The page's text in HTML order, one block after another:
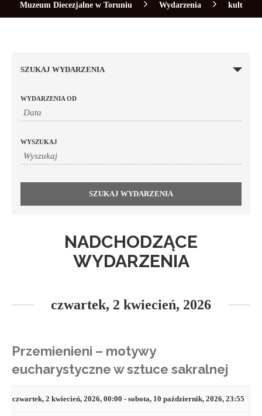
Muzeum Diecezjalne w Toruniu Wydarzenia kult
SZUKAJ WYDARZENIA
WYDARZENIA OD
WYSZUKAJ
NADCHODZĄCE
WYDARZENIA
czwartek, 2 kwiecień, 2026
Przemienieni – motywy
eucharystyczne w sztuce sakralnej
czwartek, 2 kwiecień, 2026, 00:00 - sobota, 10 październik, 2026, 23:55